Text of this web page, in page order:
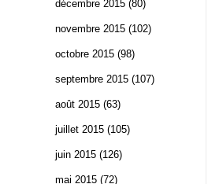
décembre 2015 (80)
novembre 2015 (102)
octobre 2015 (98)
septembre 2015 (107)
août 2015 (63)
juillet 2015 (105)
juin 2015 (126)
mai 2015 (72)